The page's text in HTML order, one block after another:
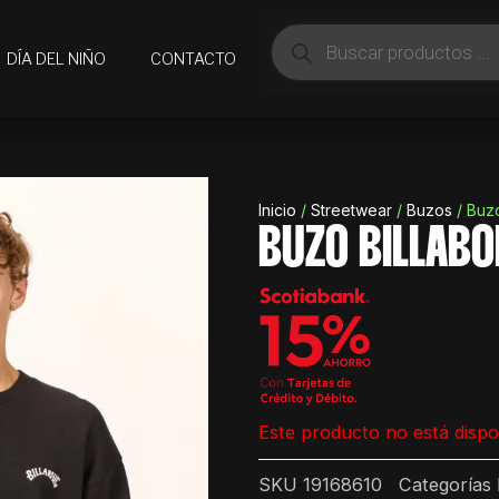
DÍA DEL NIÑO CONTACTO
Búsqueda
de
productos
Inicio / Streetwear/ Buzos /
BUZO
Este producto no está
SKU 19168610 Categorías